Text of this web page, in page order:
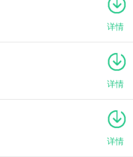
详情
详情
详情